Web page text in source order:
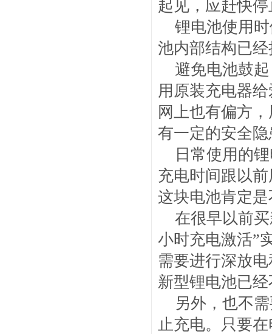
起见，应赶快
锂电池使用时
池内部结构已
避免电池鼓起
用原装充电器
网上也有偏方
有一定的安全
日常使用的锂
充电时间跟以
这块电池肯定
在很早以前买
小时充电激活”
需要进行深放
新型锂电池已
另外，也不需
止充电。只要